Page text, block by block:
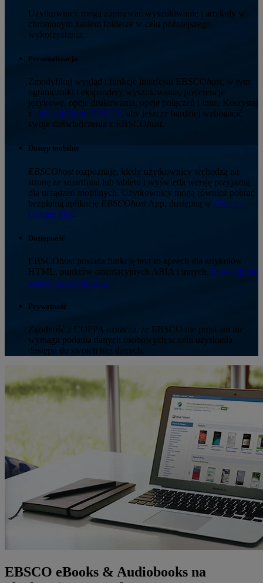
Użytkownicy mogą zapisywać wyszukiwanie i artykuły w
chronionym hasłem folderze w celu późniejszego
wykorzystania.
Personalizacja
Zmodyfikuj wygląd i funkcje interfejsu EBSCOhost, w tym
ograniczniki i ekspandery wyszukiwania, preferencje
językowe, opcje drukowania, opcje połączeń i inne. Korzystaj
z aplikacji firmy EBSCO, aby jeszcze bardziej wzbogacić
swoje doświadczenia z EBSCOhost.
Dostęp mobilny
EBSCOhost rozpoznaje, kiedy użytkownicy wchodzą na
stronę ze smartfona lub tabletu i wyświetla wersję przyjazną
dla urządzeń mobilnych. Użytkownicy mogą również pobrać
bezpłatną aplikację EBSCOhost App, dostępną w iTunes i
Google Play.
Dostępność
EBSCOhost posiada funkcję text-to-speech dla artykułów
HTML, punktów orientacyjnych ARIA i innych. Dowiedz się
więcej o dostępności.
Prywatność
Zgodność z COPPA oznacza, że EBSCO nie prosi ani nie
wymaga podania danych osobowych w celu uzyskania
dostępu do swoich baz danych.
EBSCO eBooks & Audiobooks na